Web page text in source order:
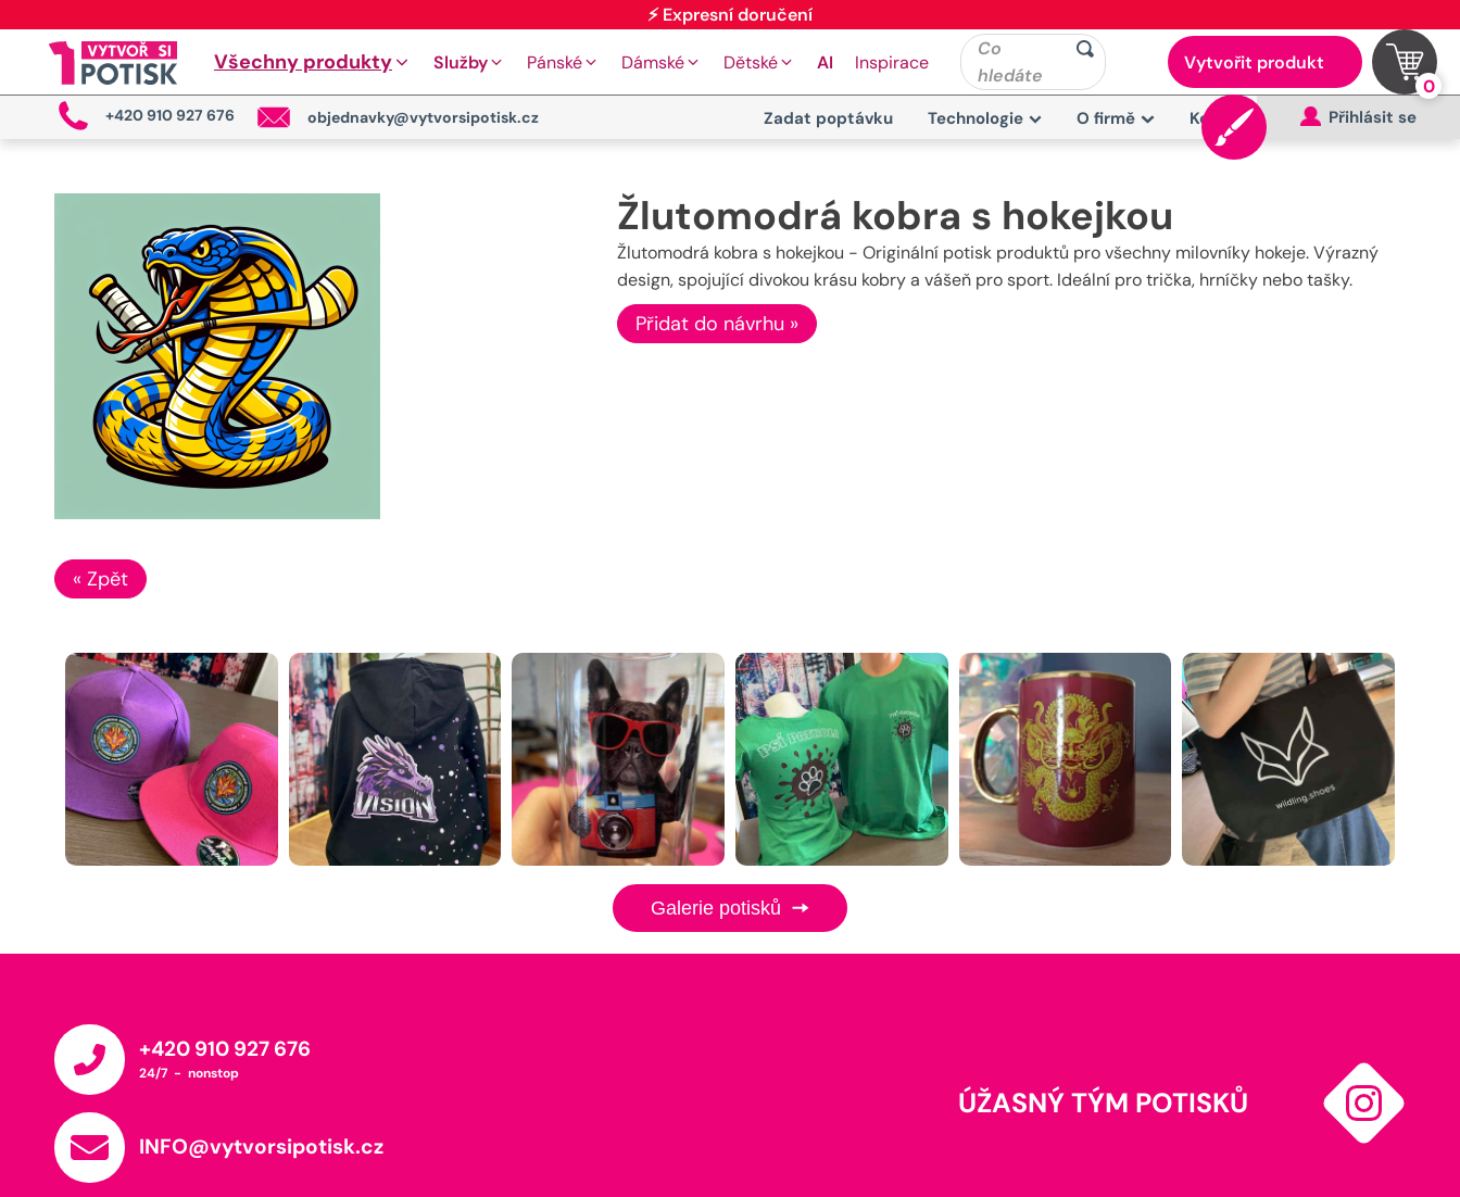
Všechny produkty Služby Pánské Dámské Dětské AI Inspirace
Co
hledáte
Vytvořit produkt
0
+420 910 927 676 objednavky@vytvorsipotisk.cz Zadat poptávku Technologie O firmě Kontakt Přihlásit se
Žlutomodrá kobra s hokejkou
Žlutomodrá kobra s hokejkou - Originální potisk produktů pro všechny milovníky hokeje. Výrazný
design, spojující divokou krásu kobry a vášeň pro sport. Ideální pro trička, hrníčky nebo tašky.
Přidat do návrhu »
« Zpět
Galerie potisků
+420 910 927 676
24/7 - nonstop
INFO@vytvorsipotisk.cz
ÚŽASNÝ TÝM POTISKŮ